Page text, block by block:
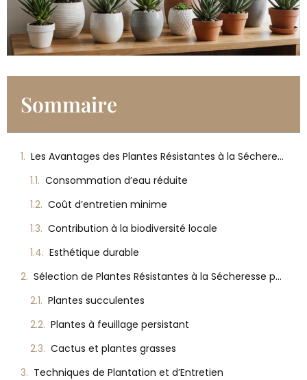
Sommaire
Les Avantages des Plantes Résistantes à la Sécheresse
Consommation d’eau réduite
Coût d’entretien minime
Contribution à la biodiversité locale
Esthétique durable
Sélection de Plantes Résistantes à la Sécheresse pour la Maison
Plantes succulentes
Plantes à feuillage persistant
Cactus et plantes grasses
Techniques de Plantation et d’Entretien